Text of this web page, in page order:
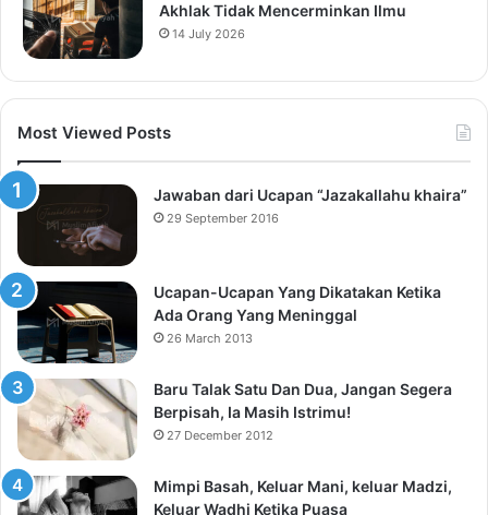
Akhlak Tidak Mencerminkan Ilmu
14 July 2026
Most Viewed Posts
Jawaban dari Ucapan “Jazakallahu khaira”
29 September 2016
Ucapan-Ucapan Yang Dikatakan Ketika
Ada Orang Yang Meninggal
26 March 2013
Baru Talak Satu Dan Dua, Jangan Segera
Berpisah, Ia Masih Istrimu!
27 December 2012
Mimpi Basah, Keluar Mani, keluar Madzi,
Keluar Wadhi Ketika Puasa